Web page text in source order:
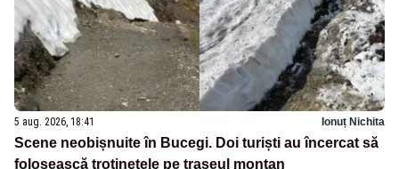
5 aug. 2026, 18:41 Ionuț Nichita
Scene neobișnuite în Bucegi. Doi turiști au încercat să
folosească trotinetele pe traseul montan